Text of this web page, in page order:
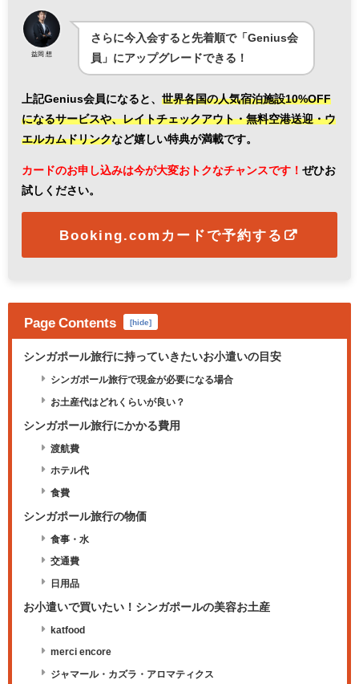
益岡 想
さらに今入会すると先着順で「Genius会
員」にアップグレードできる！
上記Genius会員になると、 世界各国の人気宿泊施設10%OFF
になるサービスや、レイトチェックアウト・無料空港送迎・ウ
エルカムドリンクなど嬉しい特典が満載です。
カードのお申し込みは今が大変おトクなチャンスです！ ぜひお
試しください。
Booking.comカードで予約する
Page Contents [hide]
シンガポール旅行に持っていきたいお小遣いの目安
シンガポール旅行で現金が必要になる場合
お土産代はどれくらいが良い？
シンガポール旅行にかかる費用
渡航費
ホテル代
食費
シンガポール旅行の物価
食事・水
交通費
日用品
お小遣いで買いたい！シンガポールの美容お土産
katfood
merci encore
ジャマール・カズラ・アロマティクス